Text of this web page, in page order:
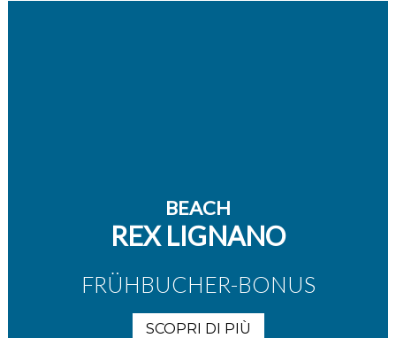
BEACH
REX LIGNANO
FRÜHBUCHER-BONUS
SCOPRI DI PIÙ